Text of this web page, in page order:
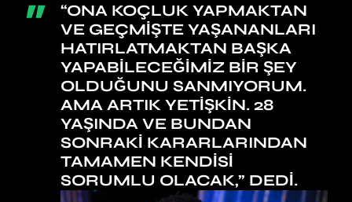
“ONA KOÇLUK YAPMAKTAN
VE GEÇMIŞTE YAŞANANLARI
HATIRLATMAKTAN BAŞKA
YAPABILECEĞIMIZ BIR ŞEY
OLDUĞUNU SANMIYORUM.
AMA ARTIK YETIŞKIN. 28
YAŞINDA VE BUNDAN
SONRAKI KARARLARINDAN
TAMAMEN KENDISI
SORUMLU OLACAK,” DEDI.